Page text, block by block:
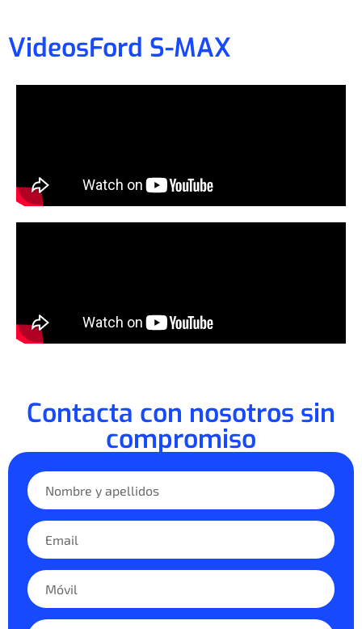
VideosFord S-MAX
Contacta con nosotros sin
compromiso